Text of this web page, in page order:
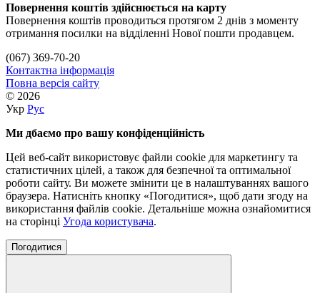
Повернення коштів здійснюється на карту
Повернення коштів проводиться протягом 2 днів з моменту
отримання посилки на відділенні Нової пошти продавцем.
(067) 369-70-20
Контактна інформація
Повна версія сайту
© 2026
Укр Рус
Ми дбаємо про вашу конфіденційність
Цей веб-сайт використовує файли cookie для маркетингу та
статистичних цілей, а також для безпечної та оптимальної
роботи сайту. Ви можете змінити це в налаштуваннях вашого
браузера. Натисніть кнопку «Погодитися», щоб дати згоду на
використання файлів cookie. Детальніше можна ознайомитися
на сторінці Угода користувача.
Погодитися